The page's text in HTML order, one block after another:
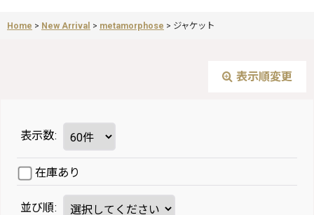
Home > New Arrival > metamorphose > ジャケット
表示順変更
表示数:
在庫あり
並び順: